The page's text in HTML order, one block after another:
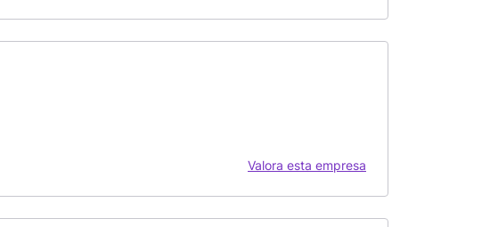
Valora esta empresa